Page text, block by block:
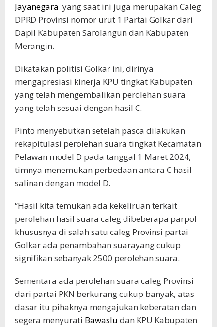
Jayanegara yang saat ini juga merupakan Caleg
DPRD Provinsi nomor urut 1 Partai Golkar dari
Dapil Kabupaten Sarolangun dan Kabupaten
Merangin.
Dikatakan politisi Golkar ini, dirinya
mengapresiasi kinerja KPU tingkat Kabupaten
yang telah mengembalikan perolehan suara
yang telah sesuai dengan hasil C.
Pinto menyebutkan setelah pasca dilakukan
rekapitulasi perolehan suara tingkat Kecamatan
Pelawan model D pada tanggal 1 Maret 2024,
timnya menemukan perbedaan antara C hasil
salinan dengan model D.
“Hasil kita temukan ada kekeliruan terkait
perolehan hasil suara caleg dibeberapa parpol
khususnya di salah satu caleg Provinsi partai
Golkar ada penambahan suarayang cukup
signifikan sebanyak 2500 perolehan suara.
Sementara ada perolehan suara caleg Provinsi
dari partai PKN berkurang cukup banyak, atas
dasar itu pihaknya mengajukan keberatan dan
segera menyurati Bawaslu dan KPU Kabupaten